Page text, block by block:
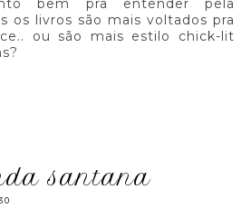
bem pra entender pela
os livros são mais voltados pra
ou são mais estilo chick-lit
santana